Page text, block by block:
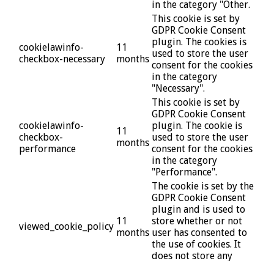
in the category "Other.
cookielawinfo-
checkbox-necessary
11
months
This cookie is set by
GDPR Cookie Consent
plugin. The cookies is
used to store the user
consent for the cookies
in the category
"Necessary".
cookielawinfo-
checkbox-
performance
11
months
This cookie is set by
GDPR Cookie Consent
plugin. The cookie is
used to store the user
consent for the cookies
in the category
"Performance".
viewed_cookie_policy 11
months
The cookie is set by the
GDPR Cookie Consent
plugin and is used to
store whether or not
user has consented to
the use of cookies. It
does not store any